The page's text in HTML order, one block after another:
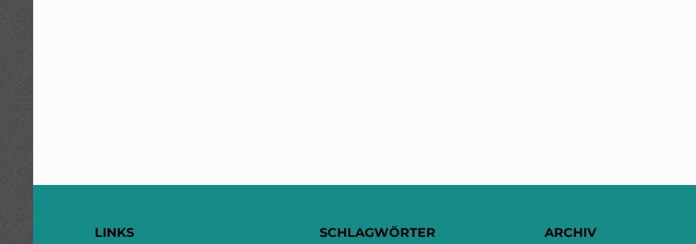
LINKS SCHLAGWÖRTER ARCHIV